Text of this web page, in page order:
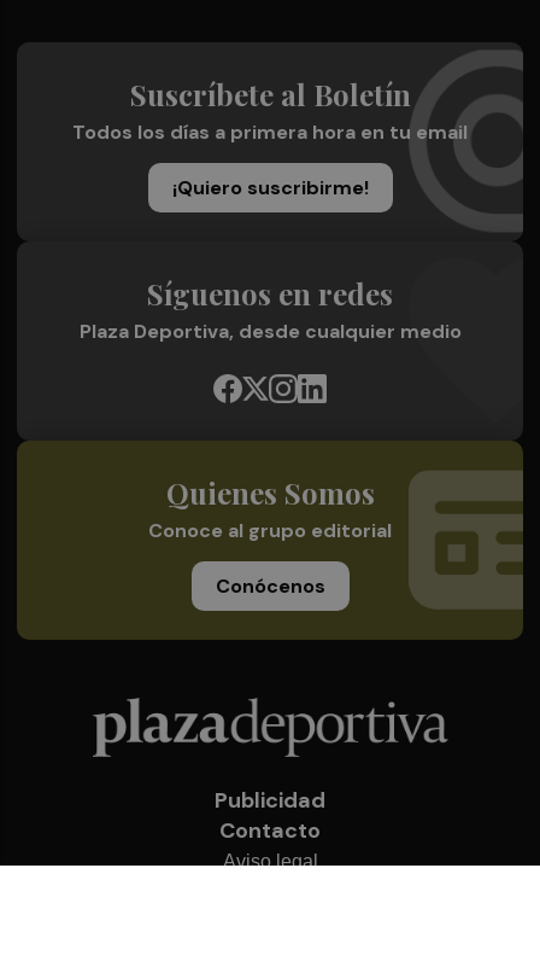
Suscríbete al Boletín
Todos los días a primera hora en tu email
¡Quiero suscribirme!
Síguenos en redes
Plaza Deportiva, desde cualquier medio
Quienes Somos
Conoce al grupo editorial
Conócenos
Publicidad
Contacto
Aviso legal